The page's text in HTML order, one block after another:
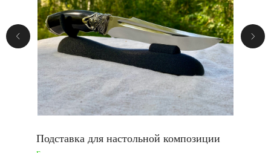
Подставка для настольной композиции